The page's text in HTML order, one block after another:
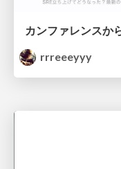
rrreeeyyy